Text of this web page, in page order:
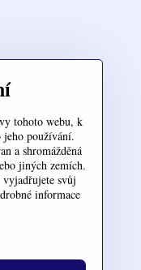
tohoto webu, k
jeho používání.
a shromážděná
jiných zemích.
svůj
informace